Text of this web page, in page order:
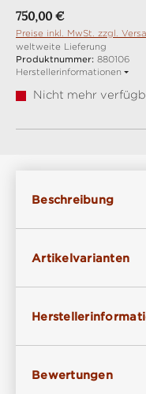
Regulärer Preis:
750,00 €
Preise inkl. MwSt. zzgl.
weltweite Lieferung
Produktnummer: 880106
Herstellerinformationen
Nicht mehr
Beschreibung
Artikelvarianten
Bewertungen